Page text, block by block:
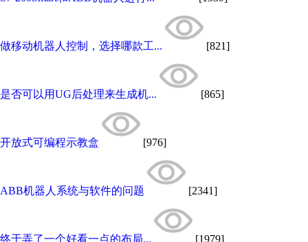
做移动机器人控制，选择哪款工... [821]
是否可以用UG后处理来生成机... [865]
开放式可编程示教盒 [976]
ABB机器人系统与软件的问题 [2341]
终于弄了一个好看一点的布局... [1979]